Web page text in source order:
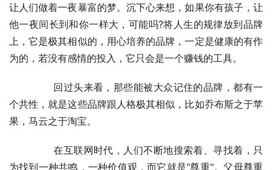
让人们做着一夜暴富的梦。沉下心来想，如果你有孩子，让
他一夜间长到和你一样大，可能吗?将人生的规律放到品牌
上，它是极其相似的，用心培养的品牌，一定是健康的有作
为的，若没有感情的投入，它只会是一个赚钱的工具。
个共性，就是这些品牌跟人格极其相似，比如乔布斯之于苹
果，马云之于淘宝。
为找到一种共鸣，一种价值观，而它就是"尊重"。父母尊重